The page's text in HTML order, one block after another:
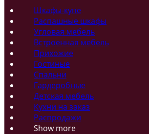
Шкафы-купе
Распашные шкафы
Угловая мебель
Встроенная мебель
Прихожие
Гостиные
Спальни
Гардеробные
Детская мебель
Кухни на заказ
Распродажи
Show more